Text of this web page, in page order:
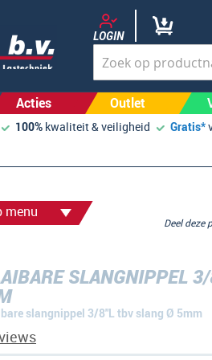
LOGIN
Acties Outlet
100% kwaliteit & veiligheid Gratis*
menu
SLANGNIPPEL
slangnippel 3/8"L tbv slang Ø 5mm
Deel